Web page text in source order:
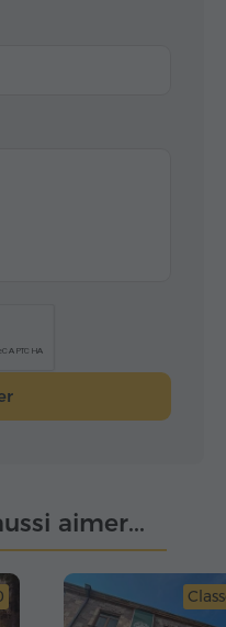
aimer...